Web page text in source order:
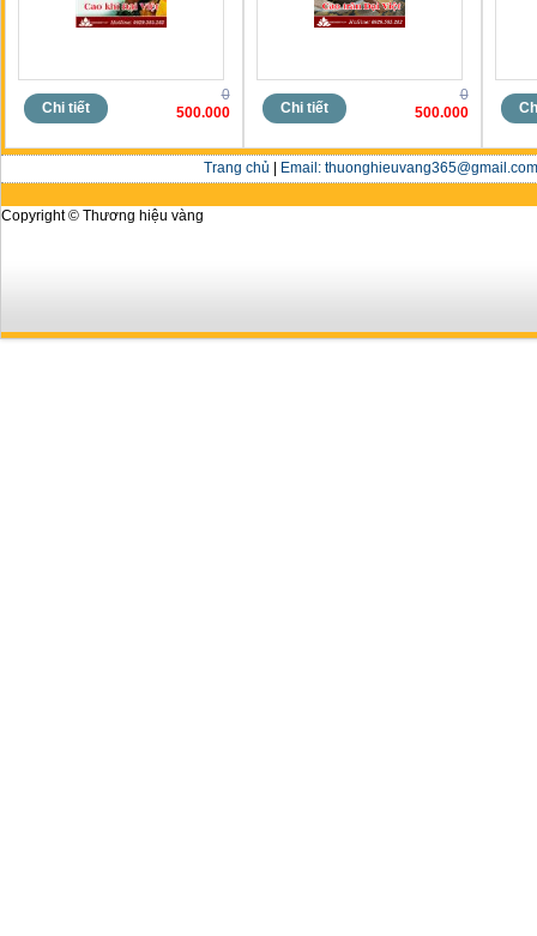
Chi tiết
0
500.000
Chi tiết
0
500.000
Trang chủ Email:
Copyright © Thương hiệu vàng